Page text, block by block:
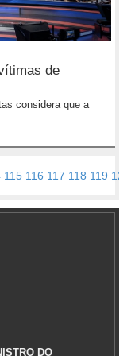
de
considera que a
115 116 117 118 119 120
DO